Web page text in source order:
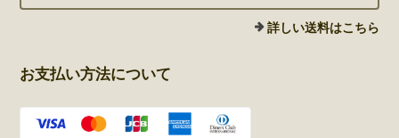
詳しい送料はこちら
お支払い方法について